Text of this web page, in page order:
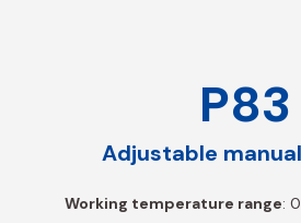
P83
Adjustable
Working temperature range: